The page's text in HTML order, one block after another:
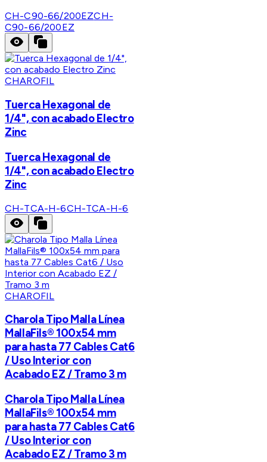
CH-C90-66/200EZCH-
C90-66/200EZ
CHAROFIL
Tuerca Hexagonal de
1/4", con acabado Electro
Zinc
Tuerca Hexagonal de
1/4", con acabado Electro
Zinc
CH-TCA-H-6CH-TCA-H-6
CHAROFIL
Charola Tipo Malla Línea
MallaFils® 100x54 mm
para hasta 77 Cables Cat6
/ Uso Interior con
Acabado EZ / Tramo 3 m
Charola Tipo Malla Línea
MallaFils® 100x54 mm
para hasta 77 Cables Cat6
/ Uso Interior con
Acabado EZ / Tramo 3 m